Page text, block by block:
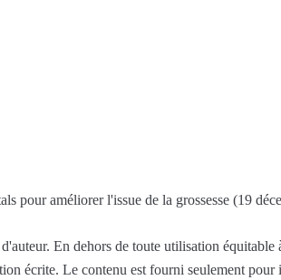
pour améliorer l'issue de la grossesse (19
En dehors de toute utilisation
écrite. Le contenu est fourni seulement pour